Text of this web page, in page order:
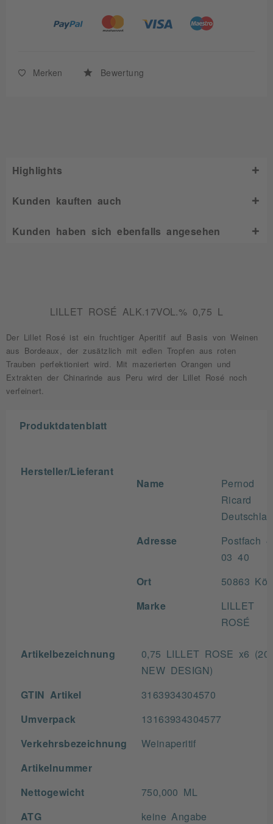
Merken Bewertung
Highlights
Kunden kauften auch
Kunden haben sich ebenfalls angesehen
LILLET ROSÉ ALK.17VOL.% 0,75 L
Der Lillet Rosé ist ein fruchtiger Aperitif auf Basis von Weinen
aus Bordeaux, der zusätzlich mit edlen Tropfen aus roten
Trauben perfektioniert wird. Mit mazerierten Orangen und
Extrakten der Chinarinde aus Peru wird der Lillet Rosé noch
verfeinert.
Produktdatenblatt
Hersteller/Lieferant
Name
Pernod
Ricard
Adresse
Postfach
03 40
Ort 50863
Marke
LILLET
ROSÉ
Artikelbezeichnung
0,75 LILLET ROSE x6
NEW DESIGN)
GTIN Artikel 3163934304570
Umverpack 13163934304577
Verkehrsbezeichnung Weinaperitif
Artikelnummer
Nettogewicht 750,000 ML
ATG keine Angabe